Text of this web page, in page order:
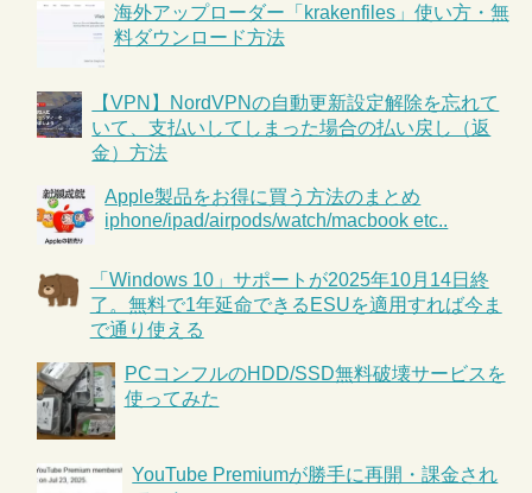
海外アップローダー「krakenfiles」使い方・無
料ダウンロード方法
【VPN】NordVPNの自動更新設定解除を忘れて
いて、支払いしてしまった場合の払い戻し（返
金）方法
Apple製品をお得に買う方法のまとめ
iphone/ipad/airpods/watch/macbook etc..
「Windows 10」サポートが2025年10月14日終
了。無料で1年延命できるESUを適用すれば今ま
で通り使える
PCコンフルのHDD/SSD無料破壊サービスを
使ってみた
YouTube Premiumが勝手に再開・課金され